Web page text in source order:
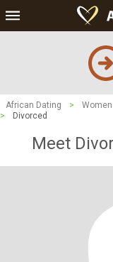
African Dating > Women
>
Divorced
Meet